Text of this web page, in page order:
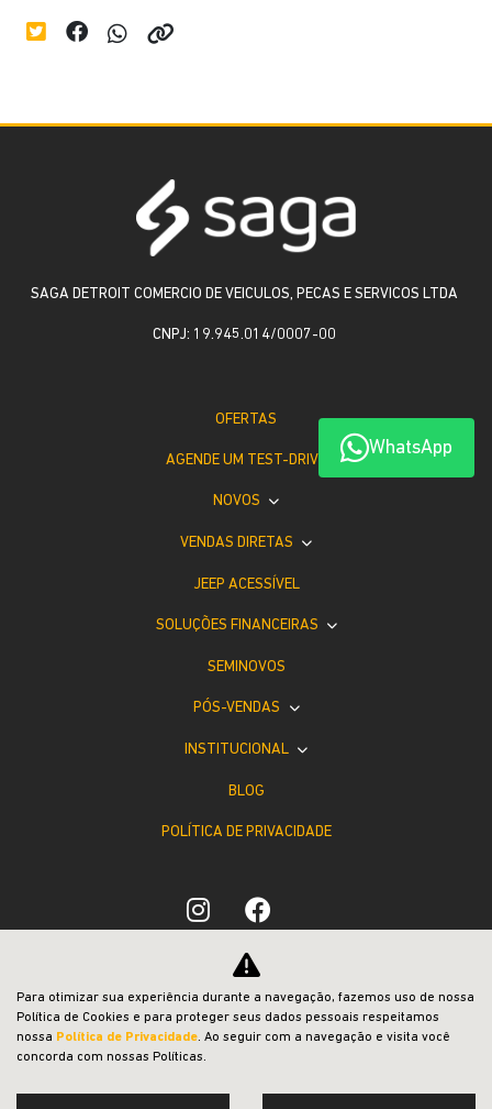
WhatsApp
SAGA DETROIT COMERCIO DE VEICULOS, PECAS E SERVICOS LTDA
CNPJ: 19.945.014/0007-00
OFERTAS
AGENDE UM TEST-DRIVE
NOVOS
VENDAS DIRETAS
JEEP ACESSÍVEL
SOLUÇÕES FINANCEIRAS
SEMINOVOS
PÓS-VENDAS
INSTITUCIONAL
BLOG
POLÍTICA DE PRIVACIDADE
Desacelere. Seu bem maior é a vida.
Para otimizar sua experiência durante a navegação, fazemos uso de nossa
Política de Cookies e para proteger seus dados pessoais respeitamos
nossa Política de Privacidade. Ao seguir com a navegação e visita você
concorda com nossas Políticas.